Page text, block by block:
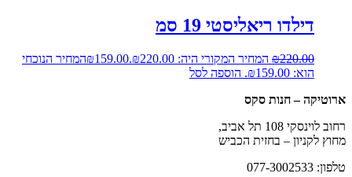
דילדו ריאליסטי 19 סמ
₪220.00 המחיר המקורי היה: ₪220.00. ₪159.00
המחיר הנוכחי
הוא: ₪159.00.
הוספה לסל
ארוטיקה – חנות סקס
רחוב לוינסקי 108 תל אביב,
מחוץ לקניון – בחזית הכביש
טלפון: 077-3002533